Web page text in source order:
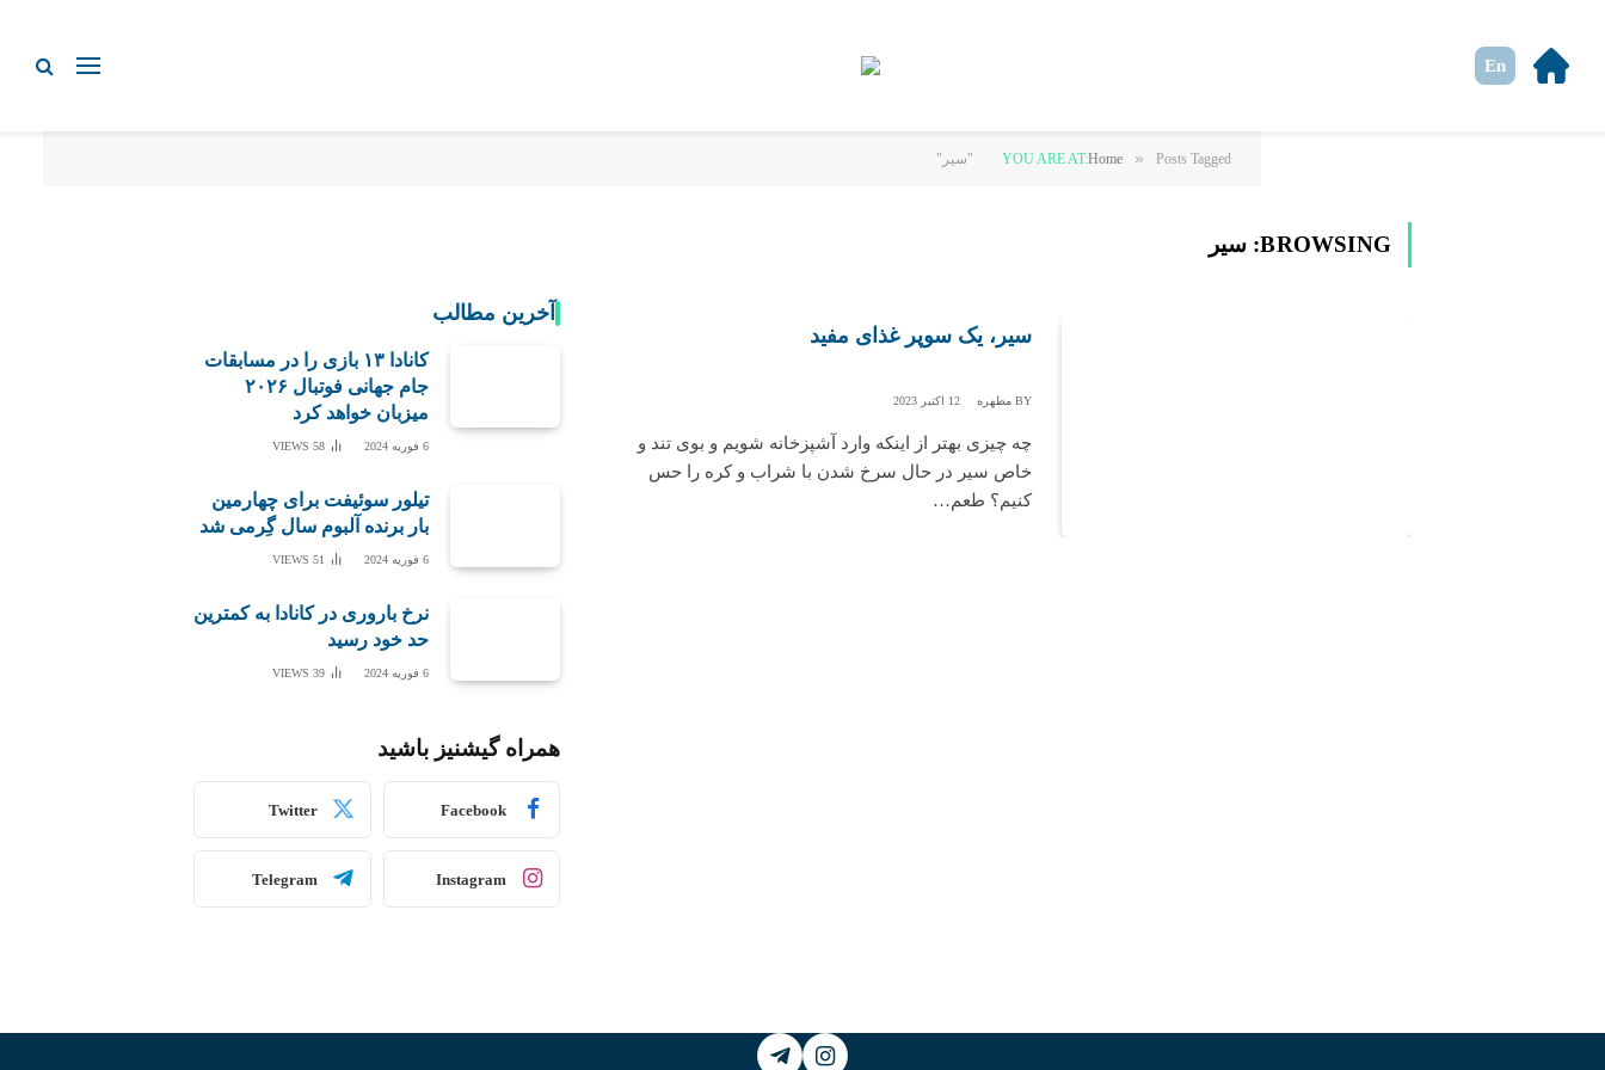
En
YOU ARE AT:Home » Posts Tagged "سیر"
BROWSING: سیر
سیر، یک سوپر غذای مفید
BY مطهره 12 اکتبر 2023
چه چیزی بهتر از اینکه وارد آشپزخانه شویم و بوی تند و
خاص سیر در حال سرخ شدن با شراب و کره را حس
کنیم؟ طعم…
آخرین مطالب
کانادا ۱۳ بازی را در مسابقات
جام جهانی فوتبال ۲۰۲۶
میزبان خواهد کرد
6 فوریه 2024 58
VIEWS
تیلور سوئیفت برای چهارمین
بار برنده آلبوم سال گِرمی شد
6 فوریه 2024 51
VIEWS
نرخ باروری در کانادا به کمترین
حد خود رسید
6 فوریه 2024 39
VIEWS
همراه گیشنیز باشید
Facebook
Twitter
Instagram
Telegram
Instagram
Telegram